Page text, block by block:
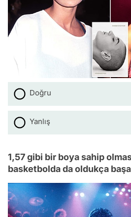
Doğru
Yanlış
1,57 gibi bir boya sahip
basketbolda da oldukça